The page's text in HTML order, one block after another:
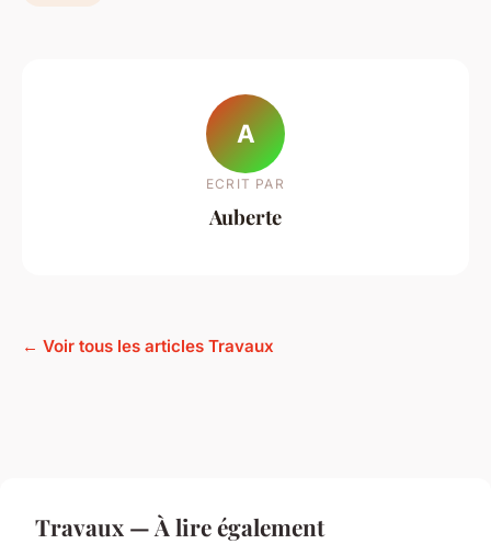
A
ECRIT PAR
Auberte
← Voir tous les articles Travaux
Travaux — À lire également